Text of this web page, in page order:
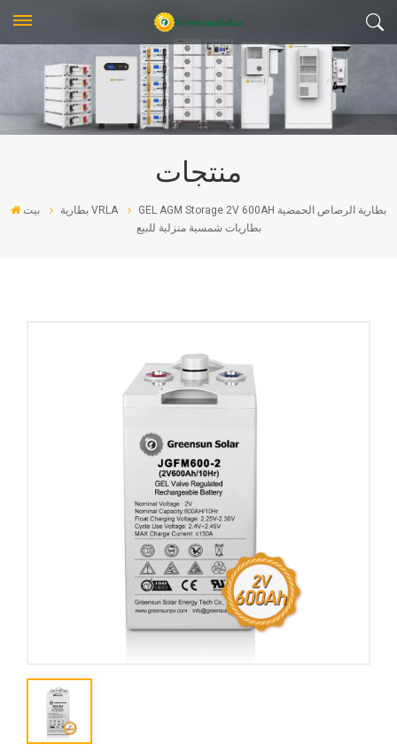
منتجات
بيت بطارية VRLA
GEL AGM Storage 2V 600AH بطارية الرصاص الحمضية
بطاريات شمسية منزلية للبيع